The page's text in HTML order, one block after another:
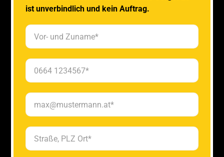
ist unverbindlich und kein Auftrag.